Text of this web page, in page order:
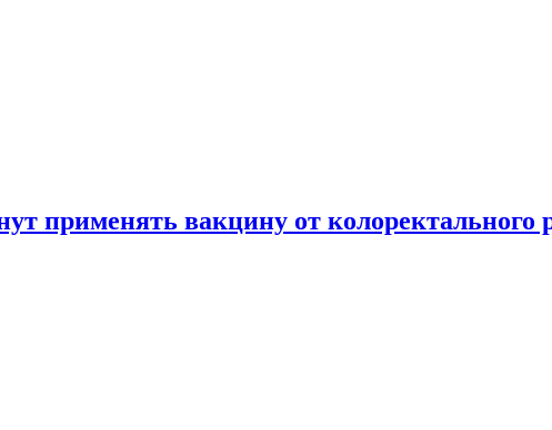
применять вакцину от колоректального